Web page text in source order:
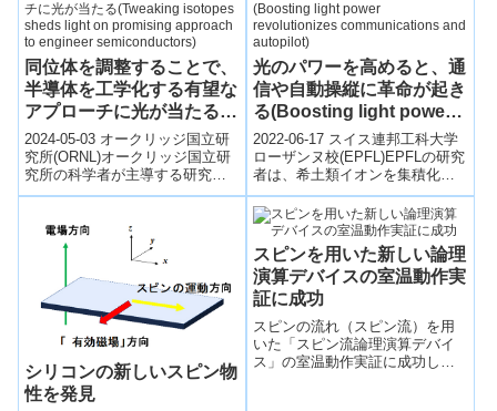
同位体を調整することで、
半導体を工学化する有望な
アプローチに光が当たる
(Tweaking isotopes
sheds light on promising
approach to engineer
semiconductors)
2024-05-03 オークリッジ国立研
究所(ORNL)オークリッジ国立研
究所の科学者が主導する研究に
より、半導体材料の同位体含有
お...
光のパワーを高めると、通
信や自動操縦に革命が起き
る(Boosting light power
revolutionizes
communications and
autopilot)
2022-06-17 スイス連邦工科大学
ローザンヌ校(EPFL)EPFLの研究
者は、希土類イオンを集積化さ
れた光回路に組み込むことに成
功し、小型の導波路型増幅器...
シリコンの新しいスピン物
性を発見
スピンを用いた新しい論理
演算デバイスの室温動作実
証に成功
スピンの流れ（スピン流）を用
いた「スピン流論理演算デバイ
ス」の室温動作実証に成功し